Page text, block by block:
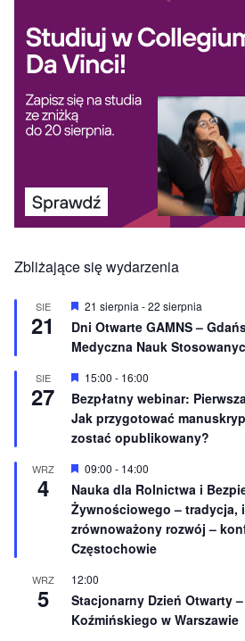
Zbliżające się wydarzenia
SIE
21
W
r
ó
n
o
n
e
21 sierpnia-22 sierpnia
Dni Otwarte GAMNS –
Medyczna Nauk
SIE
27
W
r
ó
ż
n
i
o
n
e
15:00 - 16:00
Bezpłatny webinar:
Jak przygotować
zostać opublikowany?
WRZ
4
W
r
ó
ż
n
i
n
e
09:00 - 14:00
Nauka dla Rolnictwa i
Żywnościowego – tradycja,
zrównoważony rozwój –
Częstochowie
WRZ
5
12:00
Stacjonarny Dzień Otwarty
Koźmińskiego w Warszawie